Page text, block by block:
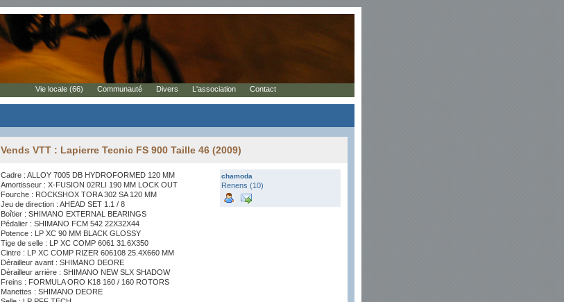
Vends VTT : Lapierre Tecnic FS 900 Taille 46 (2009)
chamoda
Renens (10)
Cadre : ALLOY 7005 DB HYDROFORMED 120 MM
Amortisseur : X-FUSION 02RLI 190 MM LOCK OUT
Fourche : ROCKSHOX TORA 302 SA 120 MM
Jeu de direction : AHEAD SET 1.1 / 8
Boîtier : SHIMANO EXTERNAL BEARINGS
Pédalier : SHIMANO FCM 542 22X32X44
Potence : LP XC 90 MM BLACK GLOSSY
Tige de selle : LP XC COMP 6061 31.6X350
Cintre : LP XC COMP RIZER 606108 25.4X660 MM
Dérailleur avant : SHIMANO DEORE
Dérailleur arrière : SHIMANO NEW SLX SHADOW
Freins : FORMULA ORO K18 160 / 160 ROTORS
Manettes : SHIMANO DEORE
Vie locale (66) Communauté Divers L'association Contact